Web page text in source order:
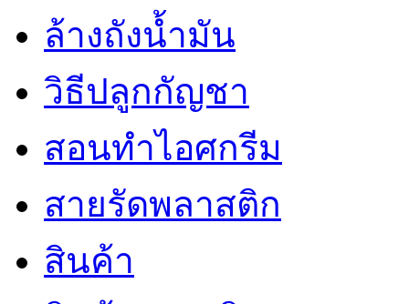
ล้างถังน้ำมัน
วิธีปลูกกัญชา
สอนทำไอศกรีม
สายรัดพลาสติก
สินค้า